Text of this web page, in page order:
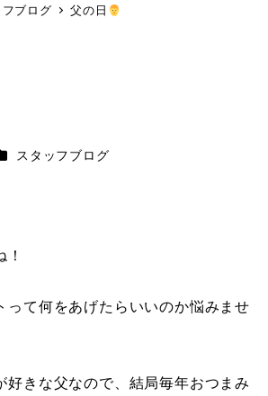
ブログ 父の日
テゴリー
スタッフブログ
って何をあげたらいいのか悩みませ
好きな父なので、結局毎年おつまみ